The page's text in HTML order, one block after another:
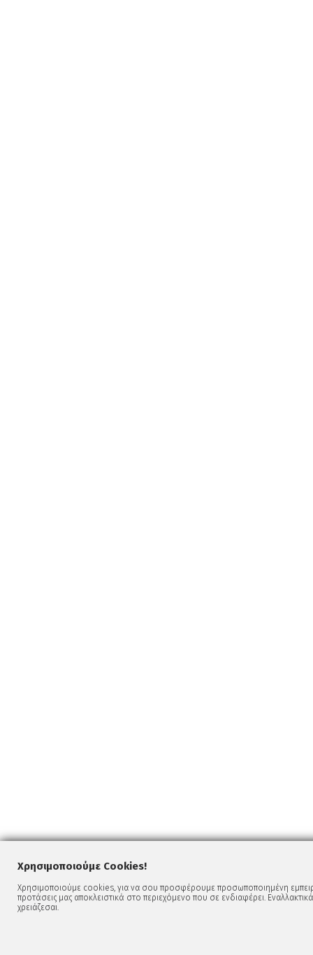
Χρησιμοποιούμε Cookies!
Χρησιμοποιούμε cookies, για να σου προσφέρουμε προσωποποιημένη
προτάσεις μας αποκλειστικά στο περιεχόμενο που σε ενδιαφέρει.
χρειάζεσαι.